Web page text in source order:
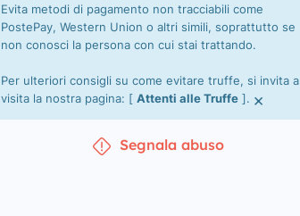
Evita metodi di pagamento non tracciabili come
PostePay, Western Union o altri simili, soprattutto se
non conosci la persona con cui stai trattando.
Per ulteriori consigli su come evitare truffe, si invita a
visita la nostra pagina: [Attenti alle Truffe ]. ×
Segnala abuso